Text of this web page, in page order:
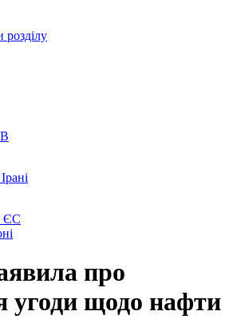
розділу
ЄС
про
угоди щодо нафти